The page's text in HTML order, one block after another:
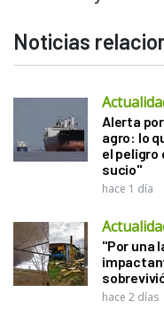
Noticias
Alerta
agro: lo
el peligro
sucio"
hace 1 día
"Por una
hace 2 días